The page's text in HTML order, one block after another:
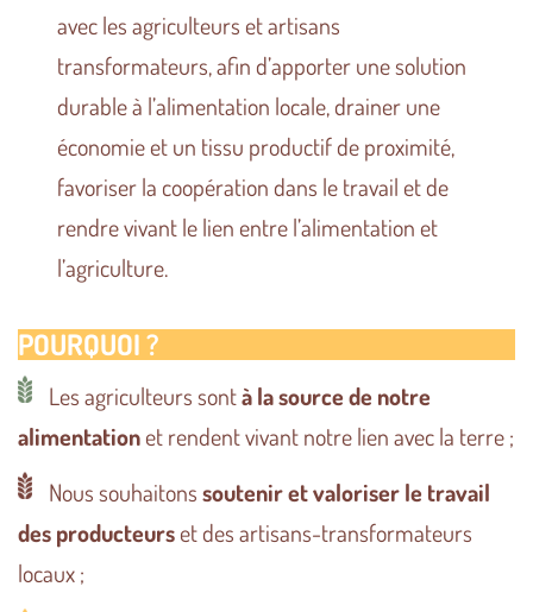
avec les agriculteurs et artisans
transformateurs, afin d’apporter une solution
durable à l’alimentation locale, drainer une
économie et un tissu productif de proximité,
favoriser la coopération dans le travail et de
rendre vivant le lien entre l’alimentation et
l’agriculture.
POURQUOI ?
Les agriculteurs sontà la source de notre
alimentationet rendent vivant notre lien avec la terre ;
Nous souhaitonssoutenir et valoriser le travail
des producteurset des artisans-transformateurs
locaux ;